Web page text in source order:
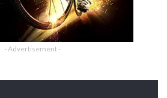
- Advertisement -